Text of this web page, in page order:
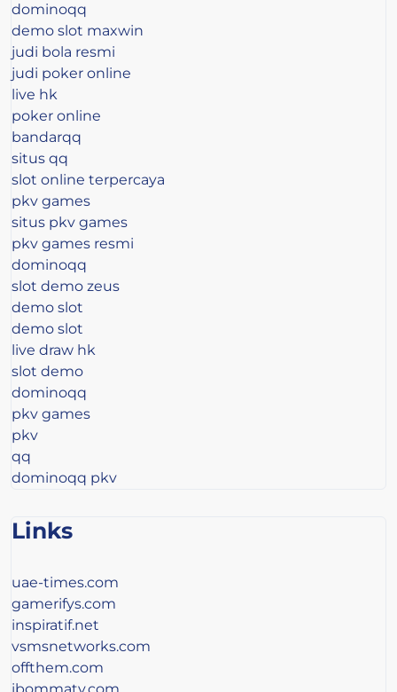
dominoqq
demo slot maxwin
judi bola resmi
judi poker online
live hk
poker online
bandarqq
situs qq
slot online terpercaya
pkv games
situs pkv games
pkv games resmi
dominoqq
slot demo zeus
demo slot
demo slot
live draw hk
slot demo
dominoqq
pkv games
pkv
qq
dominoqq pkv
Links
uae-times.com
gamerifys.com
inspiratif.net
vsmsnetworks.com
offthem.com